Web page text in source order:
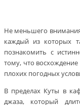
Не меньшего
каждый из которых
познакомить с
тому, что восхождение
плохих погодных
В пределах Куты в
джаза, который